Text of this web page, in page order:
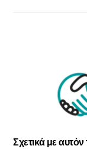
Σχετικά με